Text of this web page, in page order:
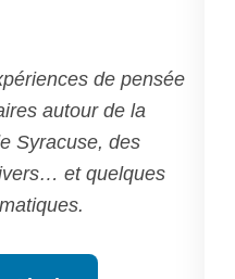
de pensée
autour de la
Syracuse, des
et quelques